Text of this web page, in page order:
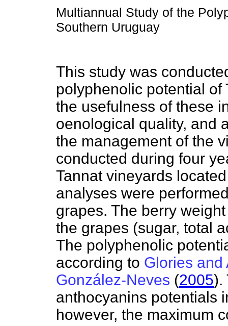
Multiannual Study of the
Southern Uruguay
This study was
polyphenolic potential of
the usefulness of these
oenological quality, and
the management of the
conducted during four
Tannat vineyards
analyses were
grapes. The berry
the grapes (sugar, total
The polyphenolic
according to Glories and
González-Neves (2005).
anthocyanins potentials
however, the maximum